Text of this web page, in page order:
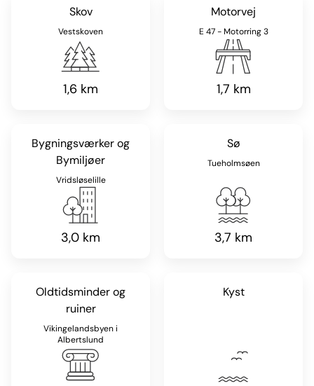
Skov
Vestskoven
1,6 km
Motorvej
E 47 - Motorring 3
1,7 km
Bygningsværker og
Bymiljøer
Vridsløselille
3,0 km
Sø
Tueholmsøen
3,7 km
Oldtidsminder og
ruiner
Vikingelandsbyen i
Albertslund
Kyst